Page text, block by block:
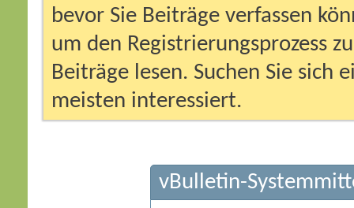
bevor Sie Beiträge verfassen
um den Registrierungsprozess
Beiträge lesen. Suchen Sie sich
meisten interessiert.
vBulletin-